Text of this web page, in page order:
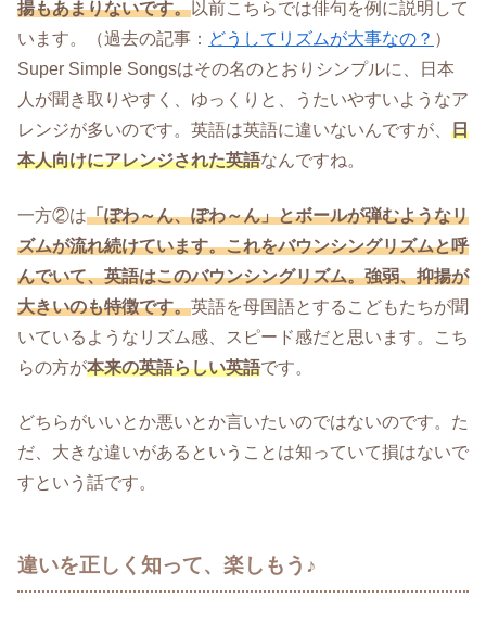
揚もあまりないです。以前こちらでは俳句を例に説明して
います。（過去の記事： どうしてリズムが大事なの？ ）
Super Simple Songsはその名のとおりシンプルに、日本
人が聞き取りやすく、ゆっくりと、うたいやすいようなア
レンジが多いのです。英語は英語に違いないんですが、 日
本人向けにアレンジされた英語なんですね。
一方②は「ぽわ～ん、ぽわ～ん」とボールが弾むようなリ
ズムが流れ続けています。これをバウンシングリズムと呼
んでいて、英語はこのバウンシングリズム。強弱、抑揚が
大きいのも特徴です。英語を母国語とするこどもたちが聞
いているようなリズム感、スピード感だと思います。こち
らの方が本来の英語らしい英語です。
どちらがいいとか悪いとか言いたいのではないのです。た
だ、大きな違いがあるということは知っていて損はないで
すという話です。
違いを正しく知って、楽しもう♪